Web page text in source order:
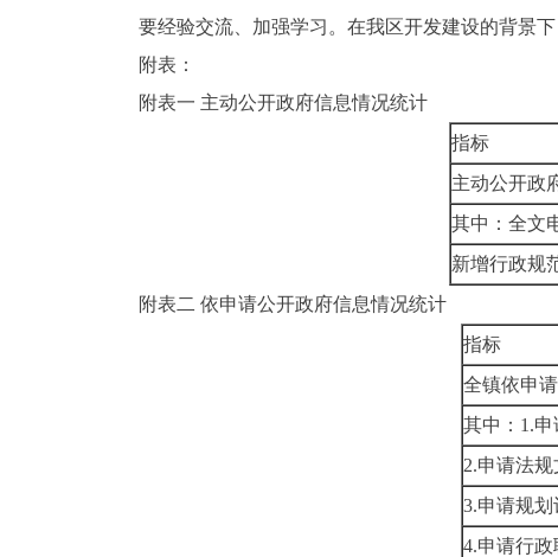
要经验交流、加强学习。在我区开发建设的背景
附表：
附表一 主动公开政府信息情况统计
指标
主动公开政
其中：全文
新增行政规
附表二 依申请公开政府信息情况统计
指标
全镇依申
其中： 1.申
2.申请法规
3.申请规划
4.申请行政